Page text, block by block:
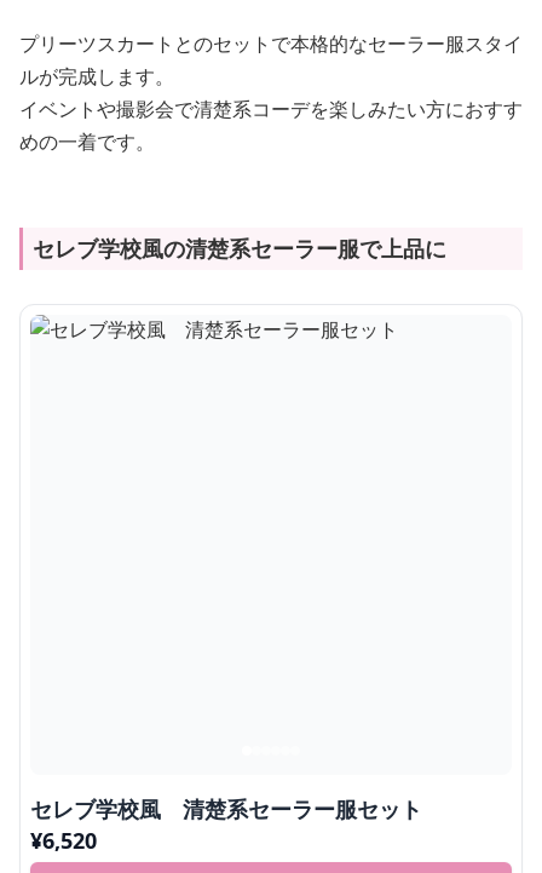
プリーツスカートとのセットで本格的なセーラー服スタイ
ルが完成します。
イベントや撮影会で清楚系コーデを楽しみたい方におすす
めの一着です。
セレブ学校風の清楚系セーラー服で上品に
セレブ学校風 清楚系セーラー服セット
¥6,520